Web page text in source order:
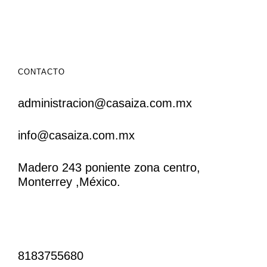
CONTACTO
administracion@casaiza.com.mx
info@casaiza.com.mx
Madero 243 poniente zona centro,
Monterrey ,México.
8183755680